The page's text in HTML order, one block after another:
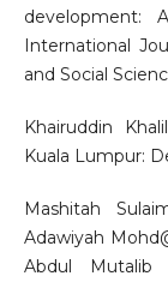
development:
International
and Social
Khairuddin
Kuala Lumpur:
Mashitah
Adawiyah
Abdul Mutalib